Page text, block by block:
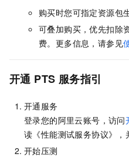
购买时您可指定资源包
可叠加购买，优先扣除
费。更多信息，请参见
开通 PTS 服务指引
开通服务
登录您的阿里云账号，访问
读《性能测试服务协议》，
开始压测